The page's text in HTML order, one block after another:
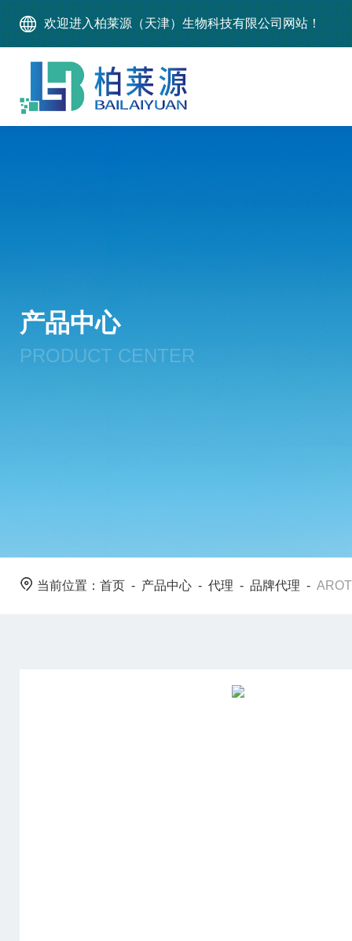
欢迎进入柏莱源（天津）生物科技有限公司网站！
产品中心
PRODUCT CENTER
当前位置： 首页 - 产品中心 - 代理 - 品牌代理 -